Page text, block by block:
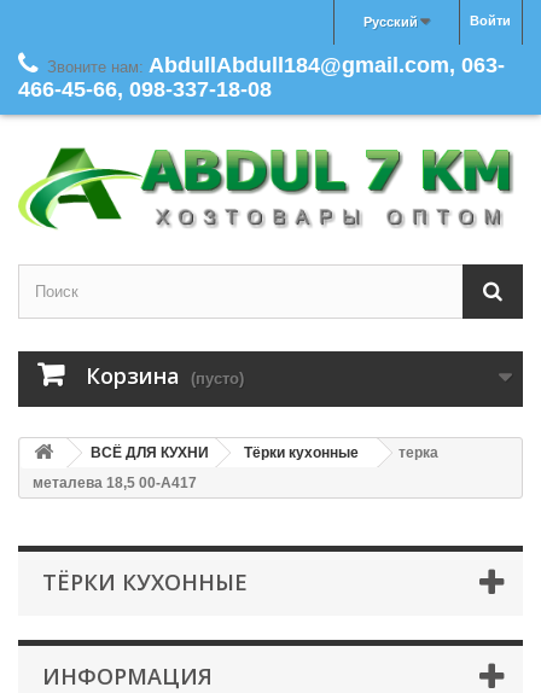
Войти
Русский
Звоните нам: AbdullAbdull184@gmail.com, 063-
466-45-66, 098-337-18-08
Корзина (пусто)
ВСЁ ДЛЯ КУХНИ Тёрки кухонные
терка
металева 18,5 00-А417
ТЁРКИ КУХОННЫЕ
ИНФОРМАЦИЯ